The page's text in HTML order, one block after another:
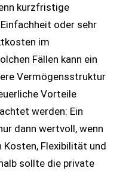
kurzfristige
oder sehr
im
Fällen kann ein
Vermögensstruktur
Vorteile
werden: Ein
dann wertvoll, wenn
Flexibilität und
sollte die private